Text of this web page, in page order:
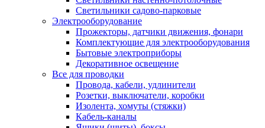
Светильники садово-парковые
Электрооборудование
Прожекторы, датчики движения, фонари
Комплектующие для электрооборудования
Бытовые электроприборы
Декоративное освещение
Все для проводки
Провода, кабели, удлинители
Розетки, выключатели, коробки
Изолента, хомуты (стяжки)
Кабель-каналы